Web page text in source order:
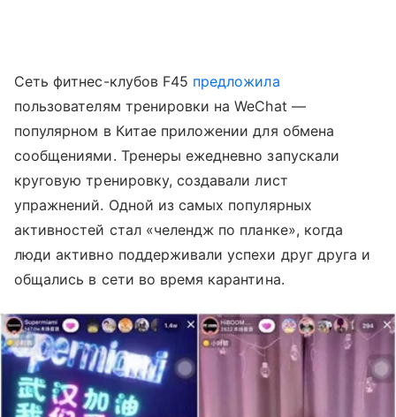
Сеть фитнес-клубов F45 предложила
пользователям тренировки на WeChat —
популярном в Китае приложении для обмена
сообщениями. Тренеры ежедневно запускали
круговую тренировку, создавали лист
упражнений. Одной из самых популярных
активностей стал «челендж по планке», когда
люди активно поддерживали успехи друг друга и
общались в сети во время карантина.